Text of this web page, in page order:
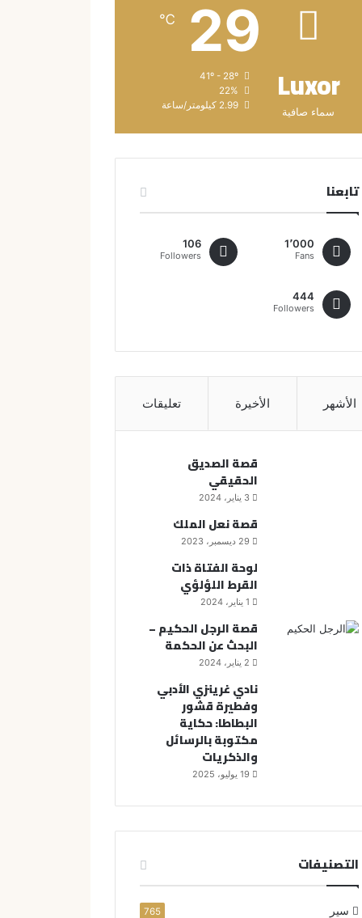
Luxor
سماء صافية
29
℃
41º - 28º
22%
2.99 كيلومتر/ساعة
تابعنا
1٬000
Fans
106
Followers
444
Followers
الأشهر الأخيرة تعليقات
قصة الصديق
الحقيقي
3 يناير، 2024
قصة نعل الملك
29 ديسمبر، 2023
لوحة الفتاة ذات
القرط اللؤلؤي
1 يناير، 2024
قصة الرجل الحكيم –
البحث عن الحكمة
2 يناير، 2024
نادي غرينزي الأدبي
وفطيرة قشور
البطاطا: حكاية
مكتوبة بالرسائل
والذكريات
19 يوليو، 2025
التصنيفات
سير 765